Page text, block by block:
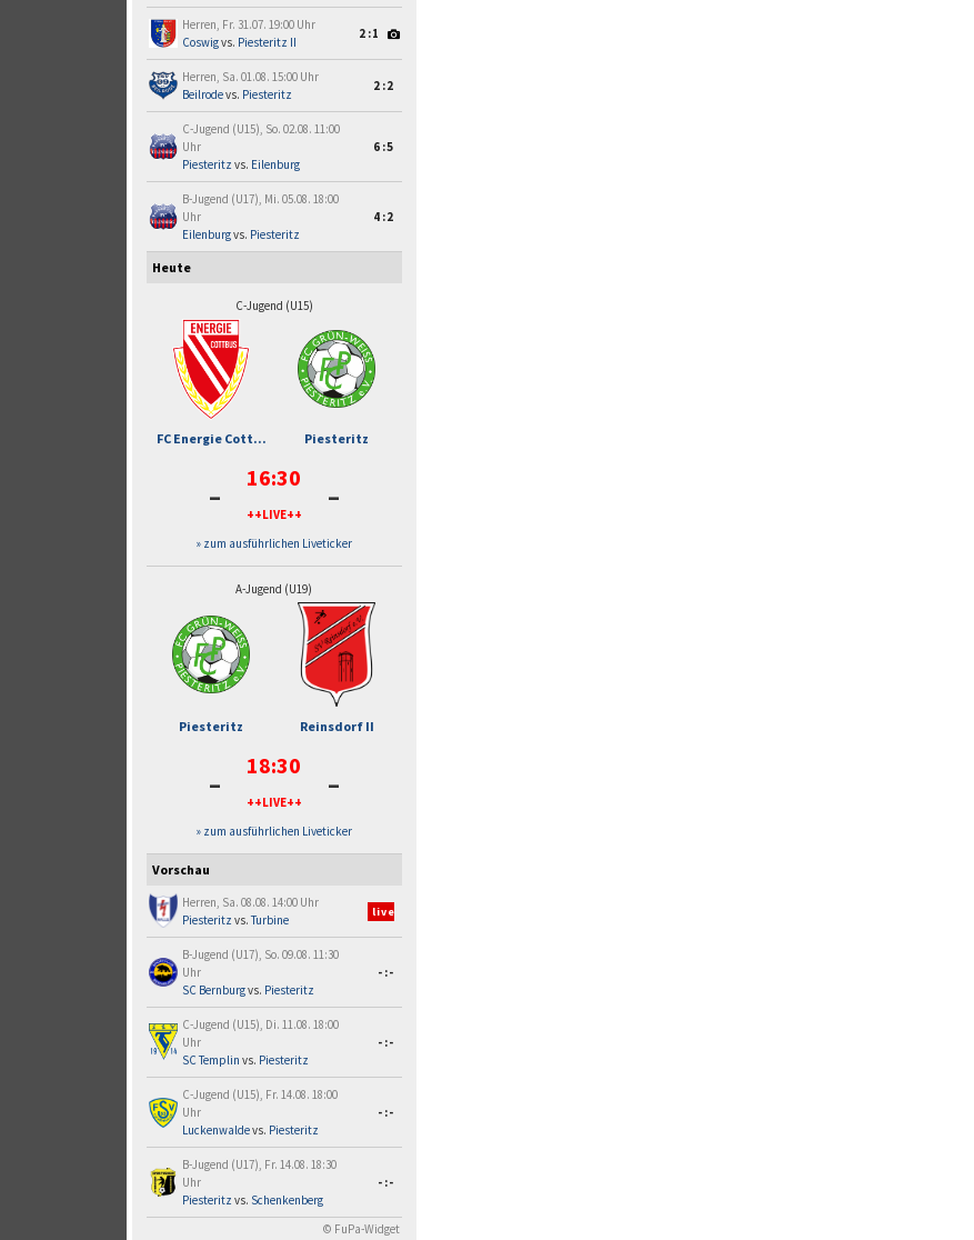
Herren, Fr. 31.07. 19:00 Uhr
Coswigvs. Piesteritz II
2:1
Herren, Sa. 01.08. 15:00 Uhr
Beilrodevs. Piesteritz
2:2
C-Jugend (U15), So. 02.08. 11:00
Uhr
Piesteritz vs. Eilenburg
6:5
B-Jugend (U17), Mi. 05.08. 18:00
Uhr
Eilenburgvs. Piesteritz
4:2
Heute
C-Jugend (U15)
FC Energie Cott... Piesteritz
- 16:30
++LIVE++ -
» zum ausführlichen Liveticker
A-Jugend (U19)
Piesteritz Reinsdorf II
- 18:30
++LIVE++ -
» zum ausführlichen Liveticker
Vorschau
Herren, Sa. 08.08. 14:00 Uhr
Piesteritz vs.Turbine
live
B-Jugend (U17), So. 09.08. 11:30
Uhr
SC Bernburgvs. Piesteritz
-:-
C-Jugend (U15), Di. 11.08. 18:00
Uhr
SC Templin vs. Piesteritz
-:-
C-Jugend (U15), Fr. 14.08. 18:00
Uhr
Luckenwaldevs. Piesteritz
-:-
B-Jugend (U17), Fr. 14.08. 18:30
Uhr
Piesteritz vs. Schenkenberg
-:-
© FuPa-Widget